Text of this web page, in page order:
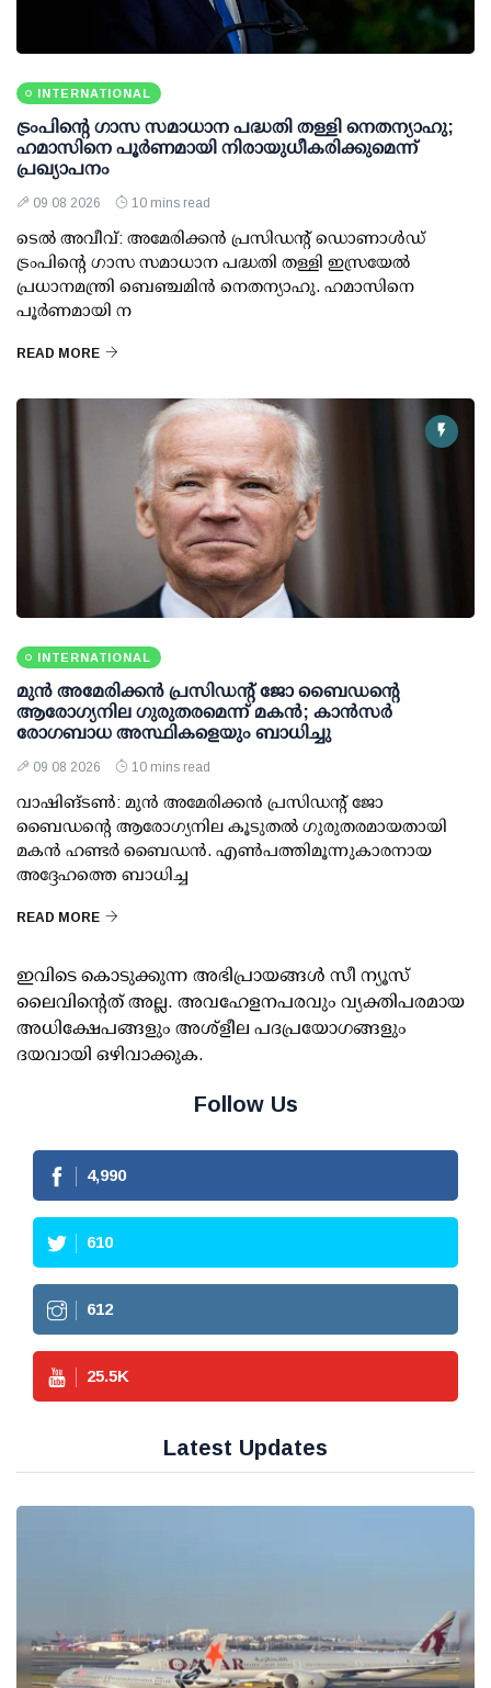
INTERNATIONAL
ട്രംപിന്റെ ഗാസ സമാധാന പദ്ധതി തള്ളി നെതന്യാഹു;
ഹമാസിനെ പൂര്‍ണമായി നിരായുധീകരിക്കുമെന്ന്
പ്രഖ്യാപനം
09 08 2026 10 mins read
ടെല്‍ അവീവ്: അമേരിക്കന്‍ പ്രസിഡന്റ് ഡൊണാള്‍ഡ്
ട്രംപിന്റെ ഗാസ സമാധാന പദ്ധതി തള്ളി ഇസ്രയേല്‍
പ്രധാനമന്ത്രി ബെഞ്ചമിന്‍ നെതന്യാഹു. ഹമാസിനെ
പൂര്‍ണമായി ന
READ MORE
INTERNATIONAL
മുന്‍ അമേരിക്കന്‍ പ്രസിഡന്റ് ജോ ബൈഡന്റെ
ആരോഗ്യനില ഗുരുതരമെന്ന് മകന്‍; കാന്‍സര്‍
രോഗബാധ അസ്ഥികളെയും ബാധിച്ചു
09 08 2026 10 mins read
വാഷിങ്ടണ്‍: മുന്‍ അമേരിക്കന്‍ പ്രസിഡന്റ് ജോ
ബൈഡന്റെ ആരോഗ്യനില കൂടുതല്‍ ഗുരുതരമായതായി
മകന്‍ ഹണ്ടര്‍ ബൈഡന്‍. എണ്‍പത്തിമൂന്നുകാരനായ
അദ്ദേഹത്തെ ബാധിച്ച
READ MORE
ഇവിടെ കൊടുക്കുന്ന അഭിപ്രായങ്ങള്‍ സീ ന്യൂസ്
ലൈവിന്റെത് അല്ല. അവഹേളനപരവും വ്യക്തിപരമായ
അധിക്ഷേപങ്ങളും അശ്‌ളീല പദപ്രയോഗങ്ങളും
ദയവായി ഒഴിവാക്കുക.
Follow Us
4,990
610
612
25.5K
Latest Updates